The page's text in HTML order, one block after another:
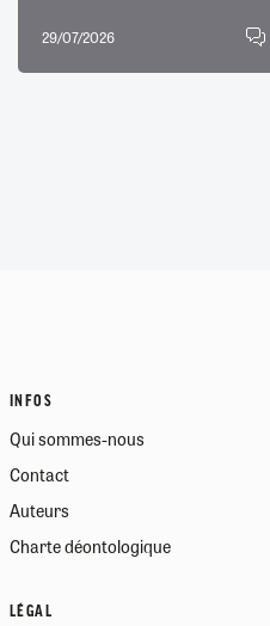
29/07/2026
INFOS
Qui sommes-nous
Contact
Auteurs
Charte déontologique
LÉGAL